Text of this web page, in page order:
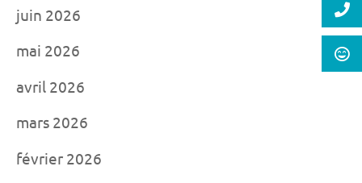
juin 2026
mai 2026
avril 2026
mars 2026
février 2026